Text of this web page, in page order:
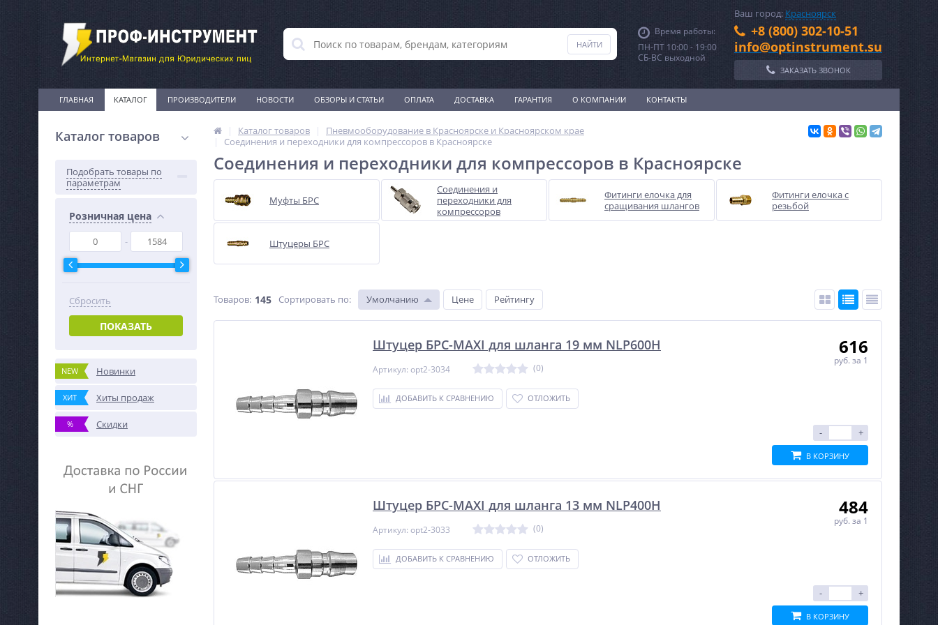
Время работы:
ПН-ПТ 10:00 - 19:00
СБ-ВС выходной
Ваш город: Красноярск
+8 (800) 302-10-51
info@optinstrument.su
ЗАКАЗАТЬ ЗВОНОК
ГЛАВНАЯ КАТАЛОГ ПРОИЗВОДИТЕЛИ НОВОСТИ ОБЗОРЫ И СТАТЬИ ОПЛАТА ДОСТАВКА ГАРАНТИЯ О КОМПАНИИ КОНТАКТЫ
Каталог товаров
Подобрать товары по
параметрам
Розничная цена
Сбросить
ПОКАЗАТЬ
NEW Новинки
ХИТ Хиты продаж
% Скидки
Каталог товаров
Пневмооборудование в Красноярске и Красноярском крае
Соединения и переходники для компрессоров в Красноярске
Соединения и переходники для компрессоров в Красноярске
Муфты БРС
Соединения и
переходники для
компрессоров
Фитинги елочка для
сращивания шлангов
Фитинги елочка с
резьбой
Штуцеры БРС
Товаров: 145 Сортировать по: Умолчанию Цене Рейтингу
Штуцер БРС-MAXI для шланга 19 мм NLP600H
Артикул: opt2-3034 (0)
ДОБАВИТЬ К СРАВНЕНИЮ ОТЛОЖИТЬ
616
руб. за 1
+
-
В КОРЗИНУ
Штуцер БРС-MAXI для шланга 13 мм NLP400H
Артикул: opt2-3033 (0)
ДОБАВИТЬ К СРАВНЕНИЮ ОТЛОЖИТЬ
484
руб. за 1
+
-
В КОРЗИНУ